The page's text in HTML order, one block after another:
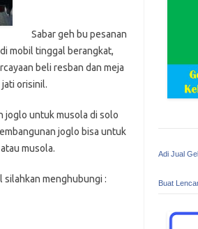
Sabar geh bu pesanan
mobil tinggal berangkat,
beli resban dan meja
orisinil.
joglo untuk musola di solo
joglo bisa untuk
musola.
silahkan menghubungi :
Adi Jual
Buat